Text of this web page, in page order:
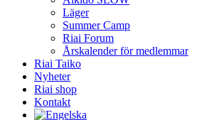
Läger
Summer Camp
Riai Forum
Årskalender för medlemmar
Riai Taiko
Nyheter
Riai shop
Kontakt